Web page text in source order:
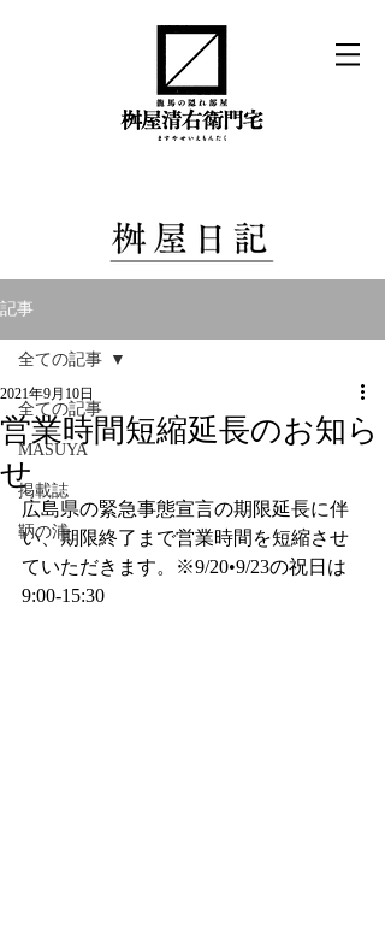
記事
全ての記事
MASUYA
掲載誌
鞆の浦
全ての記事
営業時間短縮延長のお知ら
せ
2021年9月10日
広島県の緊急事態宣言の期限延長に伴
い、期限終了まで営業時間を短縮させ
ていただきます。※9/20•9/23の祝日は
9:00-15:30